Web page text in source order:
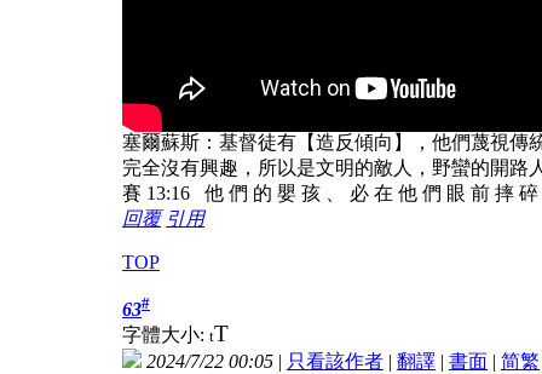
塞爾蘇斯：基督徒有【造反傾向】，他們蔑視傳
完全沒有興趣，所以是文明的敵人，野蠻的開路
賽 13:16 他 們 的 嬰 孩 、 必 在 他 們 眼 前 摔
回覆 引用
TOP
63#
字體大小: tT
2024/7/22 00:05 | 只看該作者 | 翻譯 | 書面 | 简繁